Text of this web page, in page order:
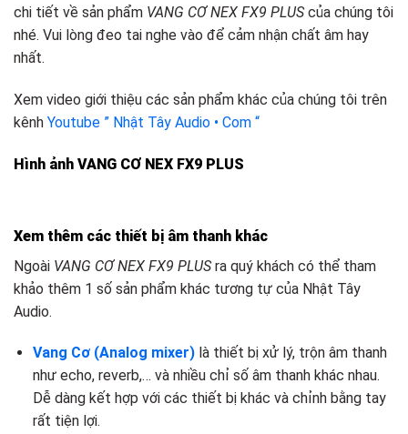
chi tiết về sản phẩm VANG CƠ NEX FX9 PLUScủa chúng tôi
nhé. Vui lòng đeo tai nghe vào để cảm nhận chất âm hay
nhất.
Xem video giới thiệu các sản phẩm khác của chúng tôi trên
kênh Youtube ” Nhật Tây Audio • Com “
Hình ảnh VANG CƠ NEX FX9 PLUS
Xem thêm các thiết bị âm thanh khác
Ngoài VANG CƠ NEX FX9 PLUSra quý khách có thể tham
khảo thêm 1 số sản phẩm khác tương tự của Nhật Tây
Audio.
Vang Cơ (Analog mixer)là thiết bị xử lý, trộn âm thanh
như echo, reverb,… và nhiều chỉ số âm thanh khác nhau.
Dễ dàng kết hợp với các thiết bị khác và chỉnh bằng tay
rất tiện lợi.